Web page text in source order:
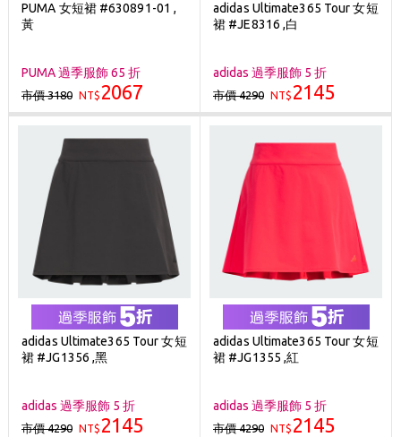
PUMA 女短裙 #630891-01 ,
黃
PUMA 過季服飾 65 折
市價 3180 NT$ 2067
adidas Ultimate365 Tour 女短
裙 #JE8316 ,白
adidas 過季服飾 5 折
市價 4290 NT$ 2145
adidas Ultimate365 Tour 女短
裙 #JG1356 ,黑
adidas 過季服飾 5 折
市價 4290 NT$ 2145
adidas Ultimate365 Tour 女短
裙 #JG1355 ,紅
adidas 過季服飾 5 折
市價 4290 NT$ 2145